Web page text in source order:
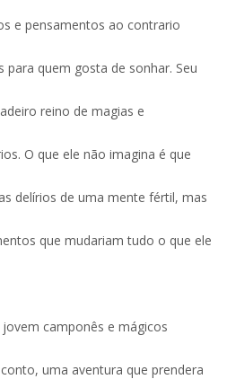
e pensamentos ao contrario
quem gosta de sonhar. Seu
reino de magias e
O que ele não imagina é que
delírios de uma mente fértil, mas
que mudariam tudo o que ele
camponês e mágicos
uma aventura que prendera